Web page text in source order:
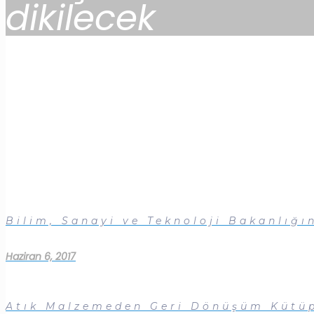
dikilecek
Bilim, Sanayi ve Teknoloji
Haziran 6, 2017
Atık Malzemeden Geri Dönüşüm